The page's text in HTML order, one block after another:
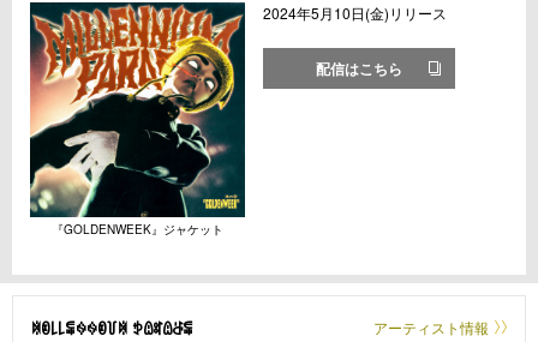
『GOLDENWEEK』ジャケット
2024年5月10日(金)リリース
配信はこちら
ꉈꀧ꒒꒒ꁄꍈꍈꀧ꒦ꉈ ꉣꅔꎡꅔꁕꁄ アーティスト情報